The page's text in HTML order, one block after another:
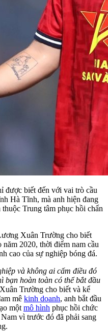
được biết đến với vai trò cầu
Hà Tĩnh, mà anh hiện đang
Trung tâm phục hồi chấn
Xuân Trường cho biết
năm 2020, thời điểm nam cầu
cao của sự nghiệp bóng đá.
và không ai cấm điều đó
bạn hoàn toàn có thể bắt đầu
Trường cho biết và kể
mê kinh doanh, anh bắt đầu
một mô hình phục hồi chức
vì trước đó đã phải sang